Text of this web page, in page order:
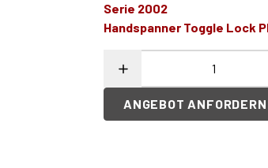
Serie 2002
Handspanner Toggle Lock
ANGEBOT ANFORDERN